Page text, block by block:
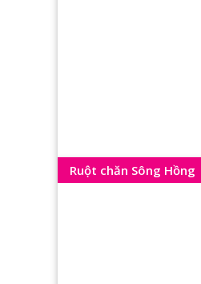
Ruột chăn Sông Hồng